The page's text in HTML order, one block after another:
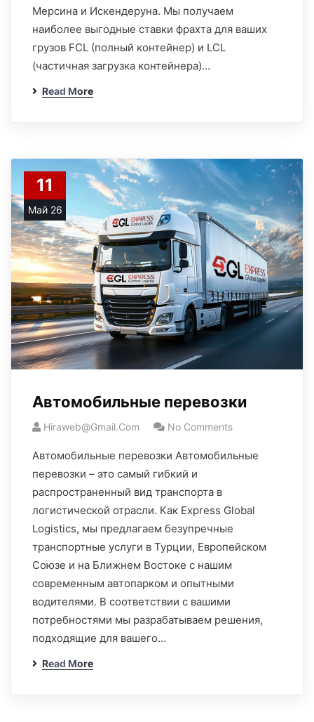
Мерсина и Искендеруна. Мы получаем
наиболее выгодные ставки фрахта для ваших
грузов FCL (полный контейнер) и LCL
(частичная загрузка контейнера)…
Read More
11
Май 26
Автомобильные перевозки
Hiraweb@gmail.com No Comments
Автомобильные перевозки Автомобильные
перевозки – это самый гибкий и
распространенный вид транспорта в
логистической отрасли. Как Express Global
Logistics, мы предлагаем безупречные
транспортные услуги в Турции, Европейском
Союзе и на Ближнем Востоке с нашим
современным автопарком и опытными
водителями. В соответствии с вашими
потребностями мы разрабатываем решения,
подходящие для вашего…
Read More